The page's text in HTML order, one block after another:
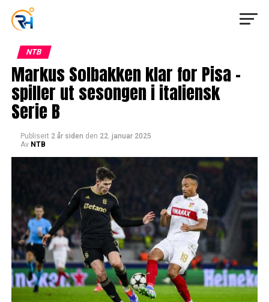
NTB
Markus Solbakken klar for Pisa –
spiller ut sesongen i italiensk
Serie B
Publisert 2 år siden den 22. januar 2025
Av NTB